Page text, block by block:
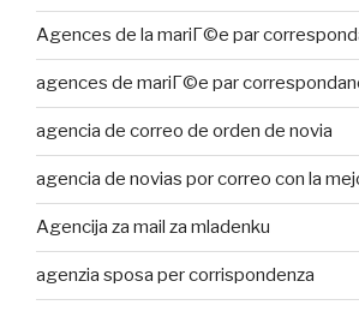
Agences de la mariГ©e par
agences de mariГ©e par
agencia de correo de orden de novia
agencia de novias por correo con la
Agencija za mail za mladenku
agenzia sposa per corrispondenza